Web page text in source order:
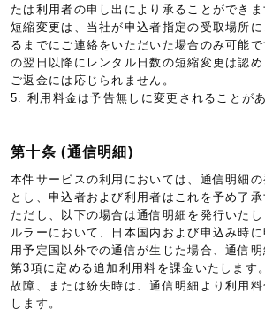
たは利用者の申し出により承ることができ
短縮変更は、当社が申込者指定の受取場所
るまでにご連絡をいただいた場合のみ可能
の翌日以降にレンタル日数の短縮変更は認
ご返金には応じられません。
5. 利用料金は予告無しに変更されることがあ
第十条 (通信明細)
本件サービスの利用においては、通信明細
とし、申込者および利用者はこれを予め了承
ただし、以下の場合は通信明細を発行いた
ルラーにおいて、日本国内および申込み時
用予定国以外での通信が生じた場合、通信
第3項に定める追加利用料を課金いたします
故障、または紛失時は、通信明細より利用料
します。